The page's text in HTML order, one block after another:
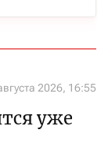
2026, 16:55
уже